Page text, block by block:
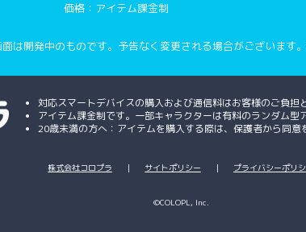
価格：アイテム課金制
は開発中のものです。予告なく変更される場合がございます。
対応スマートデバイスの購入および通信料はお客様のご負担
アイテム課金制です。一部キャラクターは有料のランダム型
20歳未満の方へ：アイテムを購入する際は、保護者から同意
株式会社コロプラ ｜ サイトポリシー ｜ プライバシーポリ
©COLOPL, Inc.